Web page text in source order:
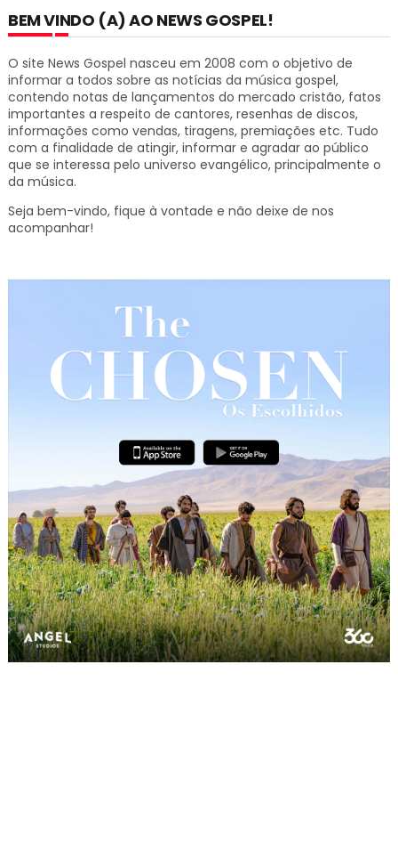
BEM VINDO (A) AO NEWS GOSPEL!
O site News Gospel nasceu em 2008 com o objetivo de
informar a todos sobre as notícias da música gospel,
contendo notas de lançamentos do mercado cristão, fatos
importantes a respeito de cantores, resenhas de discos,
informações como vendas, tiragens, premiações etc. Tudo
com a finalidade de atingir, informar e agradar ao público
que se interessa pelo universo evangélico, principalmente o
da música.
Seja bem-vindo, fique à vontade e não deixe de nos
acompanhar!